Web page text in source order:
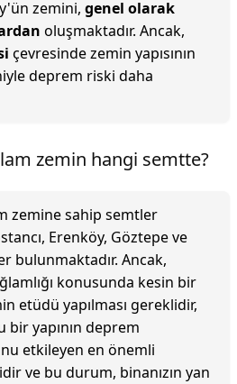
zemini, genel olarak
oluşmaktadır. Ancak,
çevresinde zemin yapısının
deprem riski daha
zemin hangi semtte?
zemine sahip semtler
Erenköy, Göztepe ve
bulunmaktadır. Ancak,
konusunda kesin bir
etüdü yapılması gereklidir,
yapının deprem
etkileyen en önemli
ve bu durum, binanızın yan